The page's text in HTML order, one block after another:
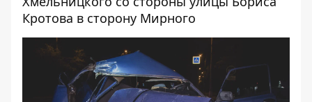
Кротова в сторону Мирного